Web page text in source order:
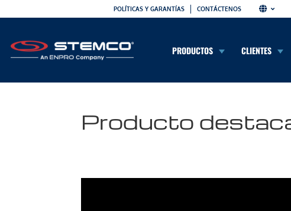
POLÍTICAS Y GARANTÍAS CONTÁCTENOS
PRODUCTOS CLIENTES
Producto